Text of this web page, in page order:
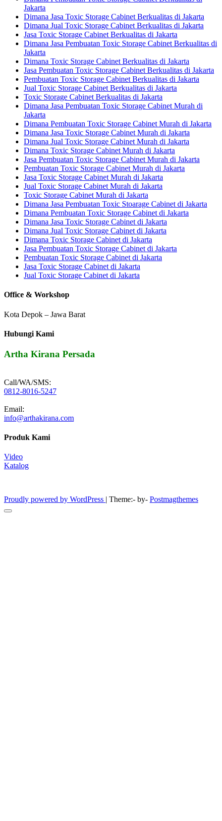
Jakarta
Dimana Jasa Toxic Storage Cabinet Berkualitas di Jakarta
Dimana Jual Toxic Storage Cabinet Berkualitas di Jakarta
Jasa Toxic Storage Cabinet Berkualitas di Jakarta
Dimana Jasa Pembuatan Toxic Storage Cabinet Berkualitas di
Jakarta
Dimana Toxic Storage Cabinet Berkualitas di Jakarta
Jasa Pembuatan Toxic Storage Cabinet Berkualitas di Jakarta
Pembuatan Toxic Storage Cabinet Berkualitas di Jakarta
Jual Toxic Storage Cabinet Berkualitas di Jakarta
Toxic Storage Cabinet Berkualitas di Jakarta
Dimana Jasa Pembuatan Toxic Storage Cabinet Murah di
Jakarta
Dimana Pembuatan Toxic Storage Cabinet Murah di Jakarta
Dimana Jasa Toxic Storage Cabinet Murah di Jakarta
Dimana Jual Toxic Storage Cabinet Murah di Jakarta
Dimana Toxic Storage Cabinet Murah di Jakarta
Jasa Pembuatan Toxic Storage Cabinet Murah di Jakarta
Pembuatan Toxic Storage Cabinet Murah di Jakarta
Jasa Toxic Storage Cabinet Murah di Jakarta
Jual Toxic Storage Cabinet Murah di Jakarta
Toxic Storage Cabinet Murah di Jakarta
Dimana Jasa Pembuatan Toxic Stoarage Cabinet di Jakarta
Dimana Pembuatan Toxic Storage Cabinet di Jakarta
Dimana Jasa Toxic Storage Cabinet di Jakarta
Dimana Jual Toxic Storage Cabinet di Jakarta
Dimana Toxic Storage Cabinet di Jakarta
Jasa Pembuatan Toxic Storage Cabinet di Jakarta
Pembuatan Toxic Storage Cabinet di Jakarta
Jasa Toxic Storage Cabinet di Jakarta
Jual Toxic Storage Cabinet di Jakarta
Office & Workshop
Kota Depok – Jawa Barat
Hubungi Kami
Artha Kirana Persada
Call/WA/SMS:
0812-8016-5247
Email:
info@arthakirana.com
Produk Kami
Video
Katalog
Proudly powered by WordPress | Theme:- by- Postmagthemes